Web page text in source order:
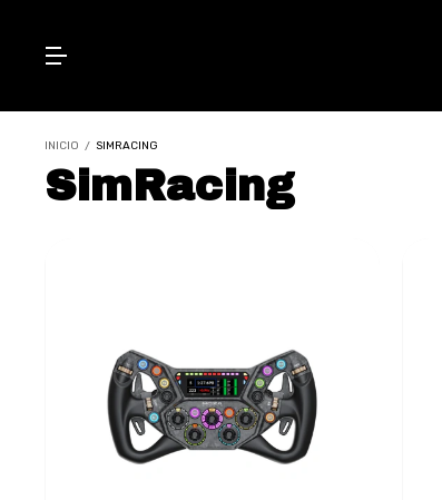
INICIO / SIMRACING
SimRacing